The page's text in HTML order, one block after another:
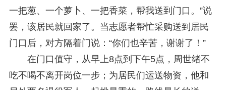
一把葱、一个萝卜、一把香菜，帮我送到门口。”说
罢，该居民就回家了。当志愿者帮忙采购送到居民
门口后，对方隔着门说：“你们也辛苦，谢谢了！”
在门口值守，从早上8点到下午5点，周世绪不
吃不喝不离开岗位一步；为居民们运送物资，他和